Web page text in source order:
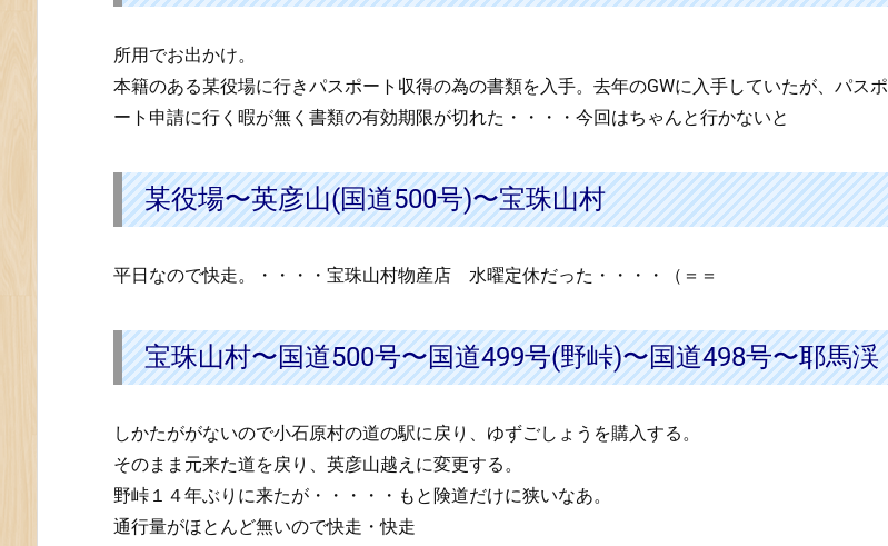
実
某
役
4.
某
場〜
山
(国
5
0
0
号)〜
所用でお出かけ。
本籍のある某役場に行きパスポート収得の為の書類を入手。去年のGWに入手していたが、パスポ
ート申請に行く暇が無く書類の有効期限が切れた・・・・今回はちゃんと行かないと
某役場〜英彦山(国道500号)〜宝珠山村
平日なので快走。・・・・宝珠山村物産店 水曜定休だった・・・・（＝＝
宝珠山村〜国道500号〜国道499号(野峠)〜国道498号〜耶馬渓
しかたががないので小石原村の道の駅に戻り、ゆずごしょうを購入する。
そのまま元来た道を戻り、英彦山越えに変更する。
野峠１４年ぶりに来たが・・・・・もと険道だけに狭いなあ。
通行量がほとんど無いので快走・快走